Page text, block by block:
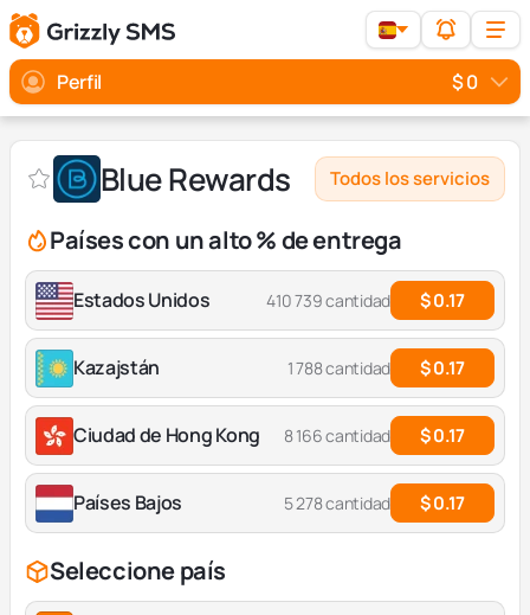
Perfil $ 0
Blue Rewards Todos los servicios
Países con un alto % de entrega
Estados Unidos 410 739 cantidad $ 0.17
Kazajstán 1 788 cantidad $ 0.17
Ciudad de Hong Kong 8 166 cantidad $ 0.17
Países Bajos 5 278 cantidad $ 0.17
Seleccione país